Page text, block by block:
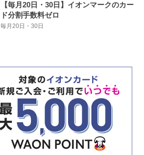
【毎月20日・30日】イオンマークのカー
ド分割手数料ゼロ
毎月20日・30日